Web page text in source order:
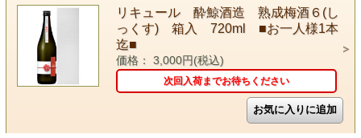
リキュール 酔鯨酒造 熟成梅酒６(し
っくす) 箱入 720ml ■お一人様1本
迄■
価格： 3,000円(税込)
次回入荷までお待ちください